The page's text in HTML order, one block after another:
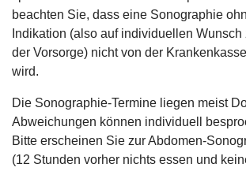
beachten Sie, dass eine Sonographie
Indikation (also auf individuellen Wunsch
der Vorsorge) nicht von der
wird.
Die Sonographie-Termine liegen meist
Abweichungen können individuell
Bitte erscheinen Sie zur Abdomen-
(12 Stunden vorher nichts essen und